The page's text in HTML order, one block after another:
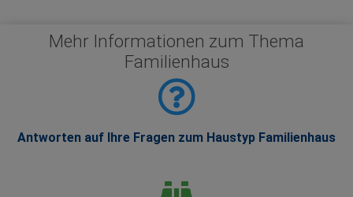
Mehr Informationen zum Thema
Familienhaus
Antworten auf Ihre Fragen zum Haustyp Familienhaus